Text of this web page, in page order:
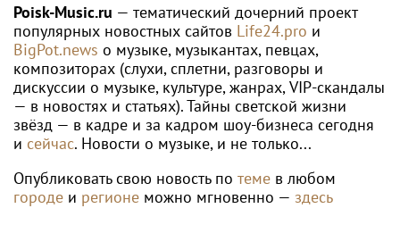
Poisk-Music.ru — тематический дочерний проект
популярных новостных сайтов Life24.pro и
BigPot.news о музыке, музыкантах, певцах,
композиторах (слухи, сплетни, разговоры и
дискуссии о музыке, культуре, жанрах, VIP-скандалы
— в новостях и статьях). Тайны светской жизни
звёзд — в кадре и за кадром шоу-бизнеса сегодня
и сейчас. Новости о музыке, и не только...
Опубликовать свою новость по теме в любом
городе и регионе можно мгновенно — здесь